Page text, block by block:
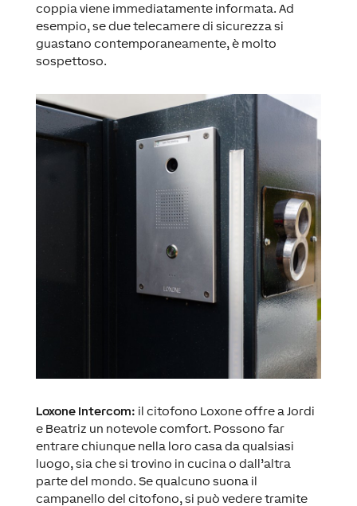
coppia viene immediatamente informata. Ad
esempio, se due telecamere di sicurezza si
guastano contemporaneamente, è molto
sospettoso.
Loxone Intercom: il citofono Loxone offre a Jordi
e Beatriz un notevole comfort. Possono far
entrare chiunque nella loro casa da qualsiasi
luogo, sia che si trovino in cucina o dall’altra
parte del mondo. Se qualcuno suona il
campanello del citofono, si può vedere tramite